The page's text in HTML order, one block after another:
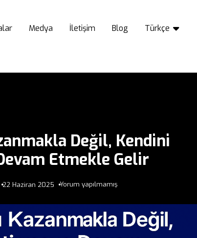
Medya İletişim Blog Türkçe
Değil, Kendini
Etmekle Gelir
22 Haziran 2025 Yorum yapılmamış